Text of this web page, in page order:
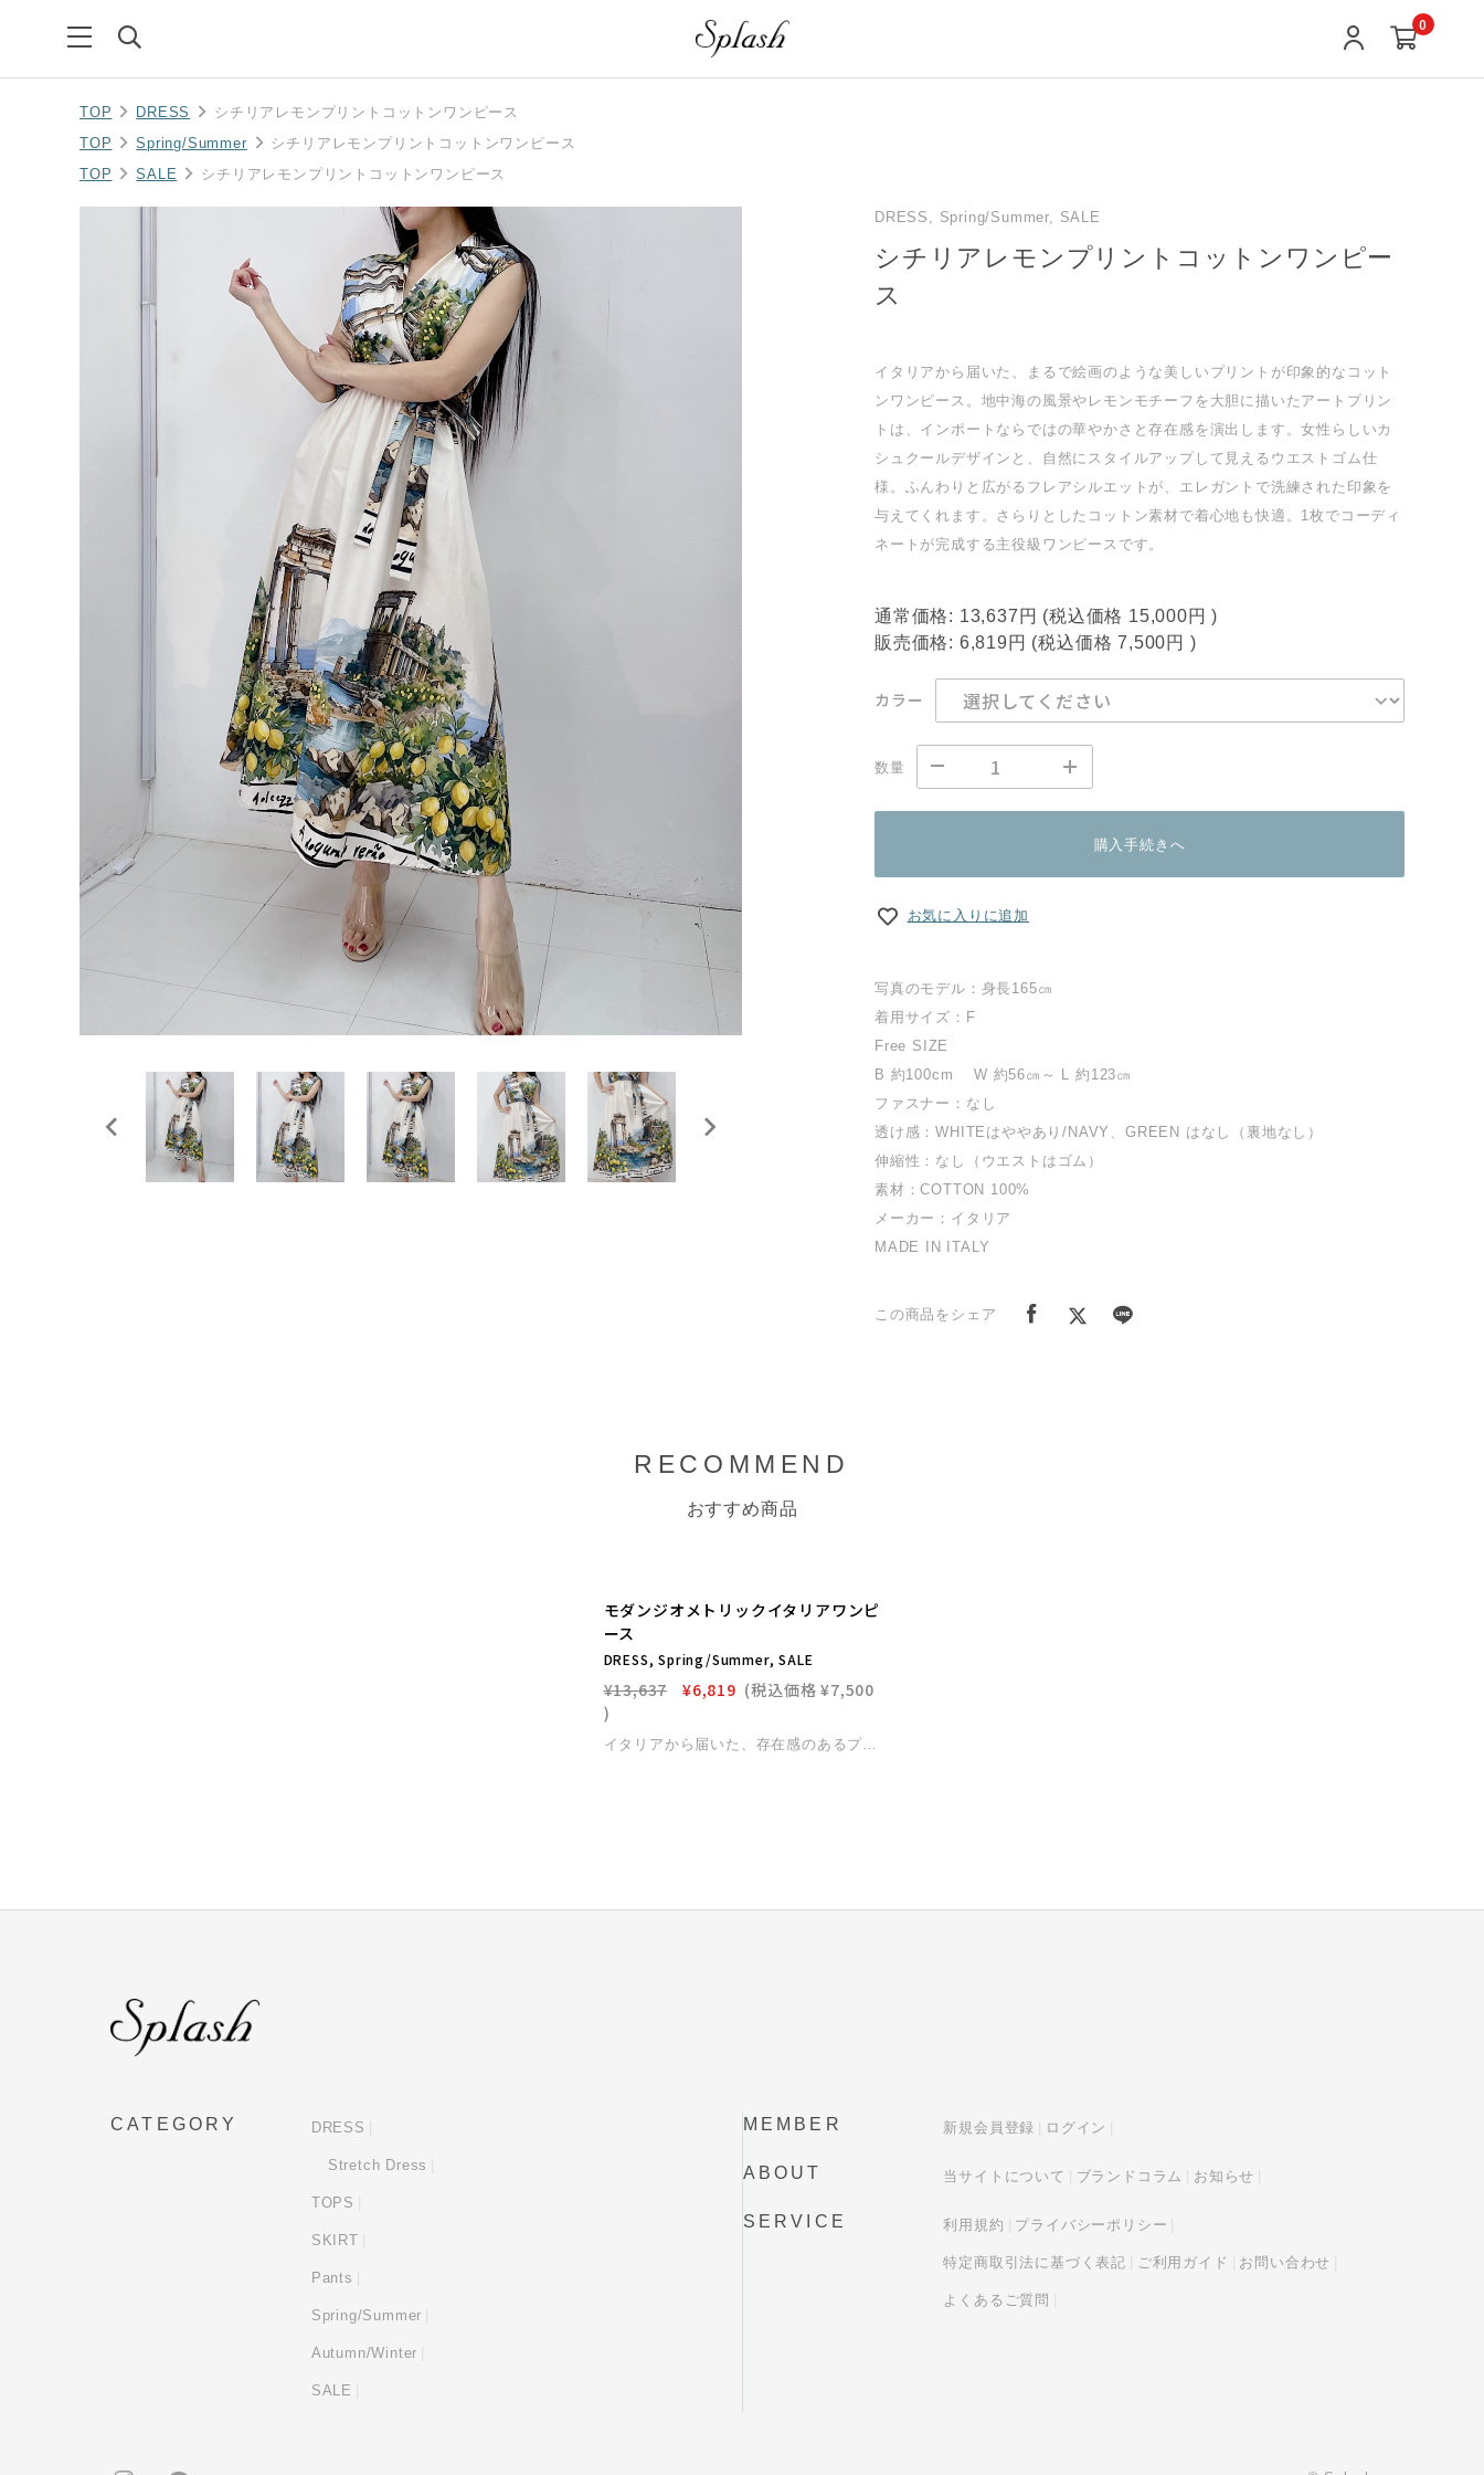
0
TOP DRESS
シチリアレモンプリントコットンワンピース
TOP
Spring/Summer
シチリアレモンプリントコットンワンピース
TOP
SALE シチリアレモンプリントコットンワンピース
DRESS, Spring/Summer, SALE
シチリアレモンプリントコットンワンピー
ス
イタリアから届いた、まるで絵画のような美しいプリントが印象的なコット
ンワンピース。地中海の風景やレモンモチーフを大胆に描いたアートプリン
トは、インポートならではの華やかさと存在感を演出します。女性らしいカ
シュクールデザインと、自然にスタイルアップして見えるウエストゴム仕
様。ふんわりと広がるフレアシルエットが、エレガントで洗練された印象を
与えてくれます。さらりとしたコットン素材で着心地も快適。1枚でコーディ
ネートが完成する主役級ワンピースです。
通常価格: 13,637円 (税込価格 15,000円 )
販売価格: 6,819円 (税込価格7,500円 )
カラー
数量
購入手続きへ
お気に入りに追加
写真のモデル：身長165㎝
着用サイズ：F
Free SIZE
B 約100cm W 約56㎝～ L 約123㎝
ファスナー：なし
透け感：WHITEはややあり/NAVY、GREEN はなし（裏地なし）
伸縮性：なし（ウエストはゴム）
素材：COTTON 100%
メーカー：イタリア
MADE IN ITALY
この商品をシェア
RECOMMEND
おすすめ商品
NEW
モダンジオメトリックイタリアワンピ
ース
DRESS, Spring/Summer, SALE
¥13,637 ¥6,819 (税込価格 ¥7,500
)
CATEGORY DRESS
Stretch Dress
TOPS
SKIRT
Pants
Spring/Summer
Autumn/Winter
SALE
MEMBER 新規会員登録 ログイン
ABOUT 当サイトについて ブランドコラム お知らせ
SERVICE 利用規約 プライバシーポリシー
特定商取引法に基づく表記 ご利用ガイド お問い合わせ
よくあるご質問